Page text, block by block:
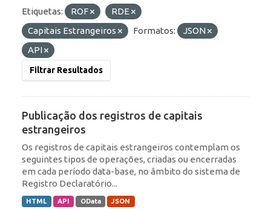
Etiquetas: ROF
RDE
Capitais Estrangeiros
Formatos:
JSON
API
Filtrar Resultados
Publicação dos registros de capitais
estrangeiros
Os registros de capitais estrangeiros contemplam os
seguintes tipos de operações, criadas ou encerradas
em cada período data-base, no âmbito do sistema de
Registro Declaratório...
HTML API OData JSON